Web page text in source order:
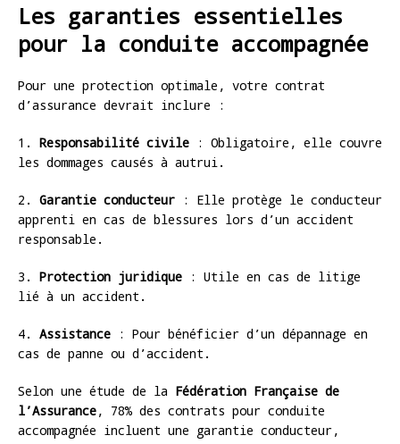
Les garanties essentielles
pour la conduite accompagnée
Pour une protection optimale, votre contrat
d’assurance devrait inclure :
1. Responsabilité civile : Obligatoire, elle couvre
les dommages causés à autrui.
2. Garantie conducteur : Elle protège le conducteur
apprenti en cas de blessures lors d’un accident
responsable.
3. Protection juridique : Utile en cas de litige
lié à un accident.
4. Assistance : Pour bénéficier d’un dépannage en
cas de panne ou d’accident.
Selon une étude de la Fédération Française de
l’Assurance, 78% des contrats pour conduite
accompagnée incluent une garantie conducteur,